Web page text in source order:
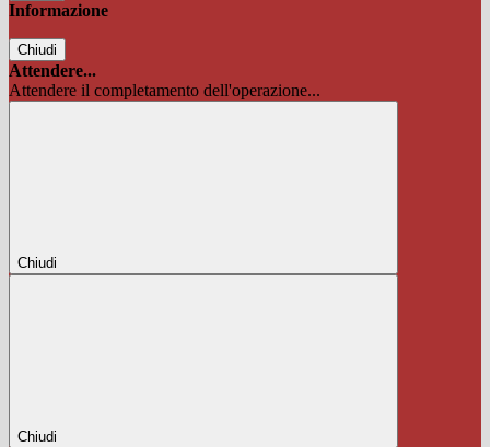
Informazione
Chiudi
Attendere...
Attendere il completamento dell'operazione...
Chiudi
Chiudi